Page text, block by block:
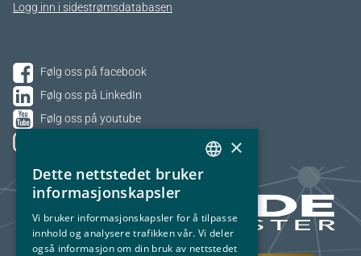
Logg inn i sidestrømsdatabasen
Følg oss på facebook
Følg oss på LinkedIn
Følg oss på youtube
NORWEGIAN
×
Dette nettstedet bruker
informasjonskapsler
Vi bruker informasjonskapsler for å tilpasse
innhold og analysere trafikken vår. Vi deler
også informasjon om din bruk av nettstedet